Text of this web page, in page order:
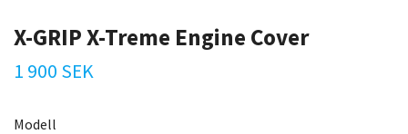
X-GRIP X-Treme Engine Cover
1 900 SEK
Modell